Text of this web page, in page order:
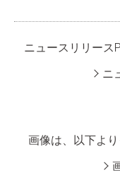
ニュースリリース
ニ
画像は、以下よ